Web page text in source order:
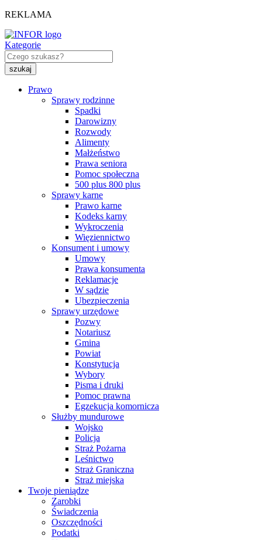
REKLAMA
Kategorie
Prawo
Sprawy rodzinne
Spadki
Darowizny
Rozwody
Alimenty
Małżeństwo
Prawa seniora
Pomoc społeczna
500 plus 800 plus
Sprawy karne
Prawo karne
Kodeks karny
Wykroczenia
Więziennictwo
Konsument i umowy
Umowy
Prawa konsumenta
Reklamacje
W sądzie
Ubezpieczenia
Sprawy urzędowe
Pozwy
Notariusz
Gmina
Powiat
Konstytucja
Wybory
Pisma i druki
Pomoc prawna
Egzekucja komornicza
Służby mundurowe
Wojsko
Policja
Straż Pożarna
Leśnictwo
Straż Graniczna
Straż miejska
Twoje pieniądze
Zarobki
Świadczenia
Oszczędności
Podatki